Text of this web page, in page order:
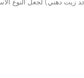
زيت دهني) لجعل النوع